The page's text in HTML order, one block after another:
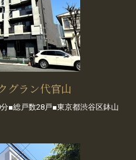
グラン代官山
■総戸数28戸■東京都渋谷区鉢山